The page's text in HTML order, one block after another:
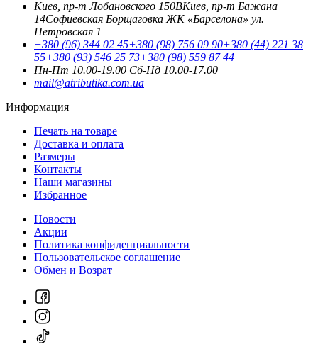
Киев, пр-т Лобановского 150ВКиев, пр-т Бажана
14Софиевская Борщаговка ЖК «Барселона» ул.
Петровская 1
+380 (96) 344 02 45+380 (98) 756 09 90+380 (44) 221 38
55+380 (93) 546 25 73+380 (98) 559 87 44
Пн-Пт 10.00-19.00 Cб-Нд 10.00-17.00
mail@atributika.com.ua
Информация
Печать на товаре
Доставка и оплата
Размеры
Контакты
Наши магазины
Избранное
Новости
Акции
Политика конфиденциальности
Пользовательское соглашение
Обмен и Возрат